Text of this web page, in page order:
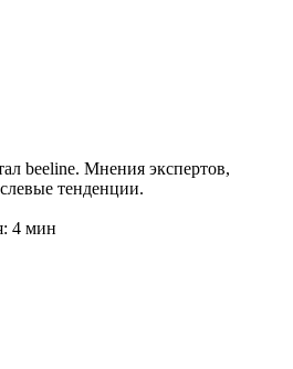
beeline. Мнения экспертов,
тенденции.
4 мин